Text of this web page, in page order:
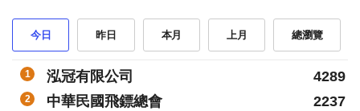
今日 昨日 本月 上月 總瀏覽
1 泓冠有限公司 4289
2 中華民國飛鏢總會 2237